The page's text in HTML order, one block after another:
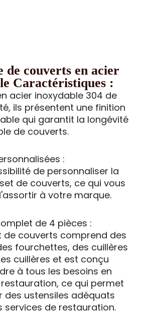
de couverts en acier
Caractéristiques :
acier inoxydable 304 de
ils présentent une finition
qui garantit la longévité
de couverts.
:
de personnaliser la
de couverts, ce qui vous
à votre marque.
de 4 pièces :
de couverts comprend des
fourchettes, des cuillères
cuillères et est conçu
à tous les besoins en
ce qui permet
des ustensiles adéquats
services de restauration.